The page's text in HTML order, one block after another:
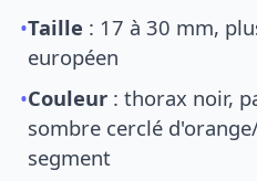
•Taille : 17 à 30 mm,
européen
•Couleur : thorax noir,
sombre cerclé
segment